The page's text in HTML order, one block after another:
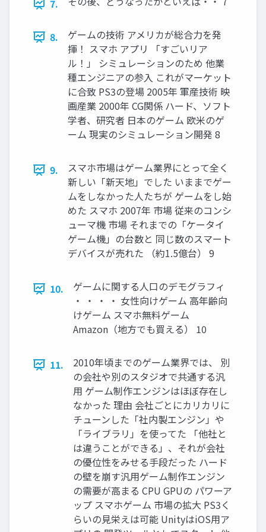
7.
8.
ゲームの技術 アメリカが総合力を発
揮！ スマホ アプリ 「すごいリア
ル！」 シミュレーションのため 他業
種エンジニアの参入 これがマーケット
に合致 PS3の登場 2005年 軍産技術 映
画産業 2000年 CG関係 ハード、ソフト
学者、研究者 日本のゲーム 欧米のゲ
ーム 現実のシミュレーション開発 8
9.
スマホ市場はゲーム業界にとって全く
新しい「新天地」でした いままでゲー
ムをしなかった人たちが ゲームをし始
めた スマホ 2007年 市場 従来のコンシ
ューマ機 市場 それまでの「ケータイ
ゲーム機」の台数と 同じ数のスマート
デバイスが売れた （約1.5億台） 9
10.
ゲームに関する人口のデモグラフィ
・ ・ ・ ・ 女性向けゲーム 高年齢向
けゲーム スマホ無料ゲーム
Amazon（地方でも買える） 10
11.
2010年頃までのゲーム業界では、 別
の会社や別のスタジオで共通する汎
用 ゲーム制作エンジンはほぼ存在し
なかった 理由 会社ごとにカリカリに
チューンした「社内製エンジン」や
「ライブラリ」を使ってた 「他社と
は違うことができる」、それが会社
の優位性をみせる手段だった ハード
の壁を崩す汎用ゲーム制作エンジン
の需要が高まる CPU GPUの パワーア
ップ スマホゲーム 市場の拡大 PS3く
らいの見栄えは可能 UnityはiOS用ア